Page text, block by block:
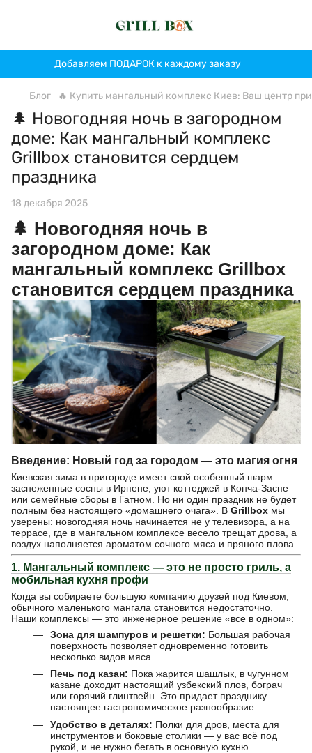
Добавляем ПОДАРОК к каждому заказу
Блог 🔥 Купить мангальный комплекс Киев: Ваш центр
🌲 Новогодняя ночь в загородном
доме: Как мангальный комплекс
Grillbox становится сердцем
праздника
18 декабря 2025
🌲 Новогодняя ночь в
загородном доме: Как
мангальный комплекс Grillbox
становится сердцем праздника
Введение: Новый год за городом — это магия огня
Киевская зима в пригороде имеет свой особенный шарм:
заснеженные сосны в Ирпене, уют коттеджей в Конча-Заспе
или семейные сборы в Гатном. Но ни один праздник не будет
полным без настоящего «домашнего очага». В Grillbox мы
уверены: новогодняя ночь начинается не у телевизора, а на
террасе, где в мангальном комплексе весело трещат дрова, а
воздух наполняется ароматом сочного мяса и пряного плова.
1. Мангальный комплекс — это не просто гриль, а
мобильная кухня профи
Когда вы собираете большую компанию друзей под Киевом,
обычного маленького мангала становится недостаточно.
Наши комплексы — это инженерное решение «все в одном»:
Зона для шампуров и решетки: Большая рабочая
поверхность позволяет одновременно готовить
несколько видов мяса.
Печь под казан: Пока жарится шашлык, в чугунном
казане доходит настоящий узбекский плов, бограч
или горячий глинтвейн. Это придает празднику
настоящее гастрономическое разнообразие.
Удобство в деталях: Полки для дров, места для
инструментов и боковые столики — у вас всё под
рукой, и не нужно бегать в основную кухню.